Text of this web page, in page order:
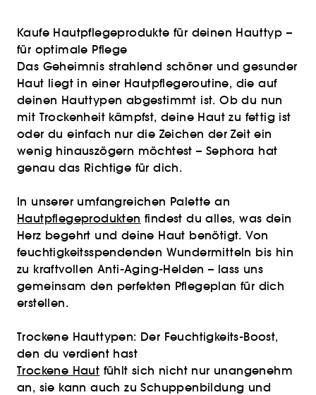
Kaufe Hautpflegeprodukte für deinen Hauttyp –
für optimale Pflege
Das Geheimnis strahlend schöner und gesunder
Haut liegt in einer Hautpflegeroutine, die auf
deinen Hauttypen abgestimmt ist. Ob du nun
mit Trockenheit kämpfst, deine Haut zu fettig ist
oder du einfach nur die Zeichen der Zeit ein
wenig hinauszögern möchtest – Sephora hat
genau das Richtige für dich.
In unserer umfangreichen Palette an
Hautpflegeprodukten findest du alles, was dein
Herz begehrt und deine Haut benötigt. Von
feuchtigkeitsspendenden Wundermitteln bis hin
zu kraftvollen Anti-Aging-Helden – lass uns
gemeinsam den perfekten Pflegeplan für dich
erstellen.
Trockene Hauttypen: Der Feuchtigkeits-Boost,
den du verdient hast
Trockene Haut fühlt sich nicht nur unangenehm
an, sie kann auch zu Schuppenbildung und